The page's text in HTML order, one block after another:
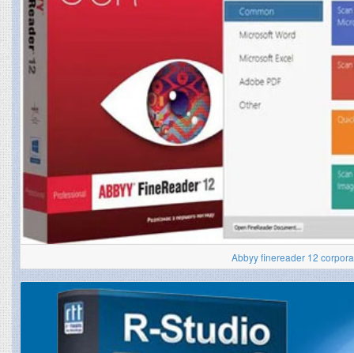
Abbyy finereader 12